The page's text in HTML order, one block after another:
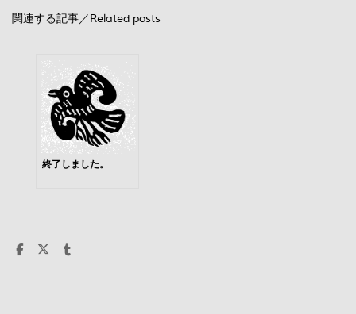
関連する記事／Related posts
終了しました。